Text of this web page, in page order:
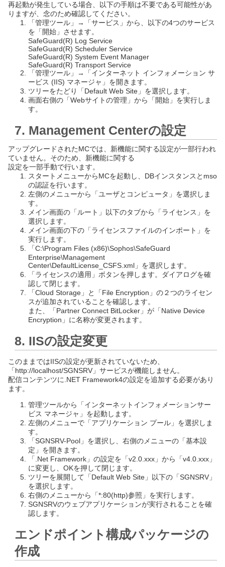
再起動が発生している場合、以下の手順は不要である可能性があ
りますが、念のため確認してください。
「管理ツール」→「サービス」から、以下の4つのサービス
を「開始」させます。
SafeGuard(R) Log Service
SafeGuard(R) Scheduler Service
SafeGuard(R) System Event Manager
SafeGuard(R) Transport Service
「管理ツール」→「インターネット インフォメーション サ
ービス (IIS) マネージャ」を開きます。
ツリーをたどり「Default Web Site」を選択します。
画面右側の「Webサイトの管理」から「開始」を実行しま
す。
7. Management Centerの設定
アップグレードされたMCでは、新機能に関する設定が一部行われ
ていません。そのため、新機能に関する
設定を一部手動で行います。
スタートメニューからMCを起動し、DBインスタンスとmso
の認証を行います。
左側のメニューから「ユーザとコンピュータ」を選択しま
す。
メイン画面の「ルート」以下のタブから「ライセンス」を
選択します。
メイン画面の下の「ライセンスファイルのインポート」を
実行します。
「C:\Program Files (x86)\Sophos\SafeGuard
Enterprise\Management
Center\DefaultLicense_CSFS.xml」を選択します。
「ライセンスの適用」ボタンを押します。ダイアログを確
認して閉じます。
「Cloud Storage」と「File Encryption」の２つのライセン
スが追加されていることを確認します。
また、「Partner Connect BitLocker」が「Native Device
Encryption」に名称が変更されます。
8. IISの設定変更
このままではIISの設定が更新されていないため、
「http://localhost/SGNSRV」サービスが機能しません。
配信コンテンツに.NET Framework4の設定を追加する必要があり
ます。
管理ツールから「インターネットインフォメーションサー
ビス マネージャ」を起動します。
左側のメニューで「アプリケーション プール」を選択しま
す。
「SGNSRV-Pool」を選択し、右側のメニューの「基本設
定」を開きます。
「.Net Framework」の設定を「v2.0.xxx」から「v4.0.xxx」
に変更し、OKを押して閉じます。
ツリーを展開して「Default Web Site」以下の「SGNSRV」
を選択します。
右側のメニューから「*:80(http)参照」を実行します。
SGNSRVのウェブアプリケーションが実行されることを確
認します。
エンドポイント構成パッケージの
作成